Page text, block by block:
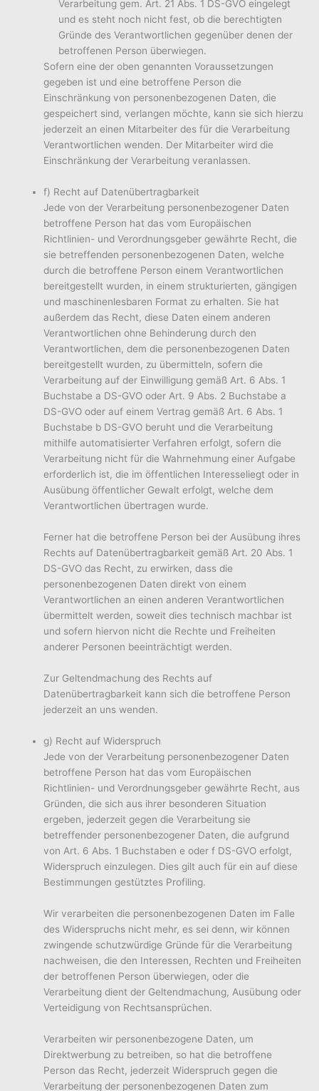
Verarbeitung gem. Art. 21 Abs. 1 DS-GVO eingelegt
und es steht noch nicht fest, ob die berechtigten
Gründe des Verantwortlichen gegenüber denen der
betroffenen Person überwiegen.
Sofern eine der oben genannten Voraussetzungen
gegeben ist und eine betroffene Person die
Einschränkung von personenbezogenen Daten, die
gespeichert sind, verlangen möchte, kann sie sich hierzu
jederzeit an einen Mitarbeiter des für die Verarbeitung
Verantwortlichen wenden. Der Mitarbeiter wird die
Einschränkung der Verarbeitung veranlassen.
f) Recht auf Datenübertragbarkeit
Jede von der Verarbeitung personenbezogener Daten
betroffene Person hat das vom Europäischen
Richtlinien- und Verordnungsgeber gewährte Recht, die
sie betreffenden personenbezogenen Daten, welche
durch die betroffene Person einem Verantwortlichen
bereitgestellt wurden, in einem strukturierten, gängigen
und maschinenlesbaren Format zu erhalten. Sie hat
außerdem das Recht, diese Daten einem anderen
Verantwortlichen ohne Behinderung durch den
Verantwortlichen, dem die personenbezogenen Daten
bereitgestellt wurden, zu übermitteln, sofern die
Verarbeitung auf der Einwilligung gemäß Art. 6 Abs. 1
Buchstabe a DS-GVO oder Art. 9 Abs. 2 Buchstabe a
DS-GVO oder auf einem Vertrag gemäß Art. 6 Abs. 1
Buchstabe b DS-GVO beruht und die Verarbeitung
mithilfe automatisierter Verfahren erfolgt, sofern die
Verarbeitung nicht für die Wahrnehmung einer Aufgabe
erforderlich ist, die im öffentlichen Interesseliegt oder in
Ausübung öffentlicher Gewalt erfolgt, welche dem
Verantwortlichen übertragen wurde.
Ferner hat die betroffene Person bei der Ausübung ihres
Rechts auf Datenübertragbarkeit gemäß Art. 20 Abs. 1
DS-GVO das Recht, zu erwirken, dass die
personenbezogenen Daten direkt von einem
Verantwortlichen an einen anderen Verantwortlichen
übermittelt werden, soweit dies technisch machbar ist
und sofern hiervon nicht die Rechte und Freiheiten
anderer Personen beeinträchtigt werden.
Zur Geltendmachung des Rechts auf
Datenübertragbarkeit kann sich die betroffene Person
jederzeit an uns wenden.
g) Recht auf Widerspruch
Jede von der Verarbeitung personenbezogener Daten
betroffene Person hat das vom Europäischen
Richtlinien- und Verordnungsgeber gewährte Recht, aus
Gründen, die sich aus ihrer besonderen Situation
ergeben, jederzeit gegen die Verarbeitung sie
betreffender personenbezogener Daten, die aufgrund
von Art. 6 Abs. 1 Buchstaben e oder f DS-GVO erfolgt,
Widerspruch einzulegen. Dies gilt auch für ein auf diese
Bestimmungen gestütztes Profiling.
Wir verarbeiten die personenbezogenen Daten im Falle
des Widerspruchs nicht mehr, es sei denn, wir können
zwingende schutzwürdige Gründe für die Verarbeitung
nachweisen, die den Interessen, Rechten und Freiheiten
der betroffenen Person überwiegen, oder die
Verarbeitung dient der Geltendmachung, Ausübung oder
Verteidigung von Rechtsansprüchen.
Verarbeiten wir personenbezogene Daten, um
Direktwerbung zu betreiben, so hat die betroffene
Person das Recht, jederzeit Widerspruch gegen die
Verarbeitung der personenbezogenen Daten zum